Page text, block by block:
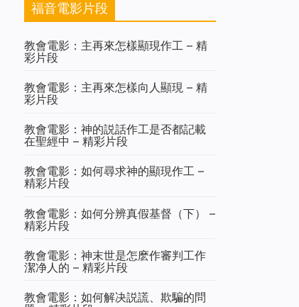
福音電影片段
教會電影：主再來怎樣顯現作工 – 精
彩片段
教會電影：主再來怎樣向人顯現 – 精
彩片段
教會電影：神的説話作工是否都記載
在聖經中 – 精彩片段
教會電影：如何尋求神的顯現作工 –
精彩片段
教會電影：如何分辨真假基督（下） –
精彩片段
教會電影：神末世是怎麽作審判工作
潔净人的 – 精彩片段
教會電影：如何解决説謊、欺騙的問